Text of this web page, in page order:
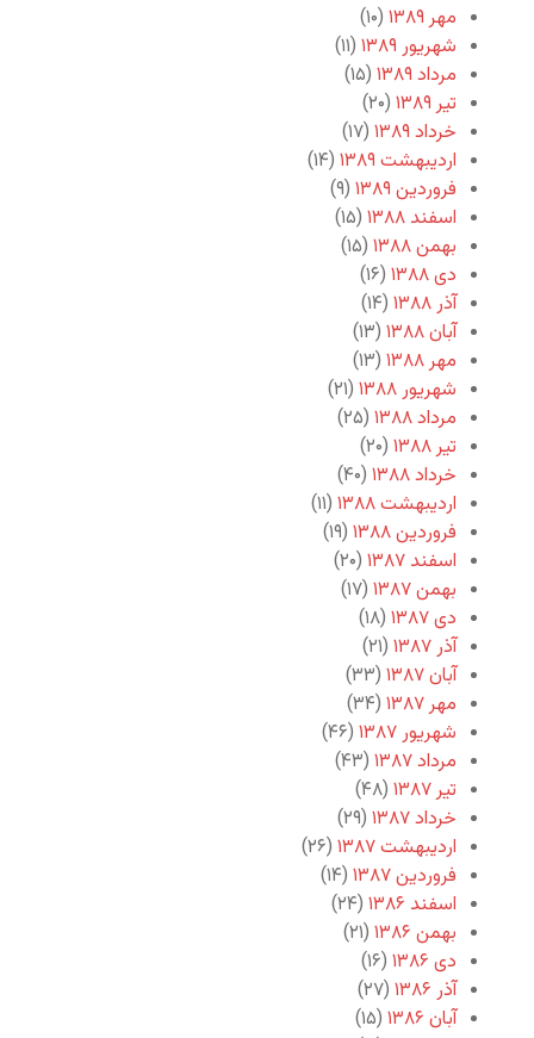
مهر ۱۳۸۹
(۱۰)
شهریور ۱۳۸۹
(۱۱)
مرداد ۱۳۸۹
(۱۵)
تیر ۱۳۸۹
(۲۰)
خرداد ۱۳۸۹
(۱۷)
اردیبهشت ۱۳۸۹
(۱۴)
فروردین ۱۳۸۹
(۹)
اسفند ۱۳۸۸
(۱۵)
بهمن ۱۳۸۸
(۱۵)
دی ۱۳۸۸
(۱۶)
آذر ۱۳۸۸
(۱۴)
آبان ۱۳۸۸
(۱۳)
مهر ۱۳۸۸
(۱۳)
شهریور ۱۳۸۸
(۲۱)
مرداد ۱۳۸۸
(۲۵)
تیر ۱۳۸۸
(۲۰)
خرداد ۱۳۸۸
(۴۰)
اردیبهشت ۱۳۸۸
(۱۱)
فروردین ۱۳۸۸
(۱۹)
اسفند ۱۳۸۷
(۲۰)
بهمن ۱۳۸۷
(۱۷)
دی ۱۳۸۷
(۱۸)
آذر ۱۳۸۷
(۲۱)
آبان ۱۳۸۷
(۳۳)
مهر ۱۳۸۷
(۳۴)
شهریور ۱۳۸۷
(۴۶)
مرداد ۱۳۸۷
(۴۳)
تیر ۱۳۸۷
(۴۸)
خرداد ۱۳۸۷
(۲۹)
اردیبهشت ۱۳۸۷
(۲۶)
فروردین ۱۳۸۷
(۱۴)
اسفند ۱۳۸۶
(۲۴)
بهمن ۱۳۸۶
(۲۱)
دی ۱۳۸۶
(۱۶)
آذر ۱۳۸۶
(۲۷)
آبان ۱۳۸۶
(۱۵)